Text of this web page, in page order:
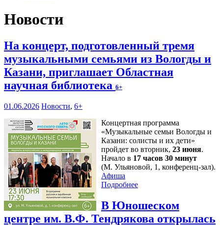
Новости
На концерт, подготовленный тремя
музыкальными семьями из Вологды и
Казани, приглашает Областная
научная библиотека 6+
01.06.2026 Новости, 6+
Концертная программа
«Музыкальные семьи Вологды и
Казани: солисты и их дети»
пройдет во вторник, 23 июня.
Начало в 17 часов 30 минут
(М. Ульяновой, 1, конференц-зал).
Афиша
Подробнее
В Юношеском
центре им. В.Ф. Тендрякова открылась